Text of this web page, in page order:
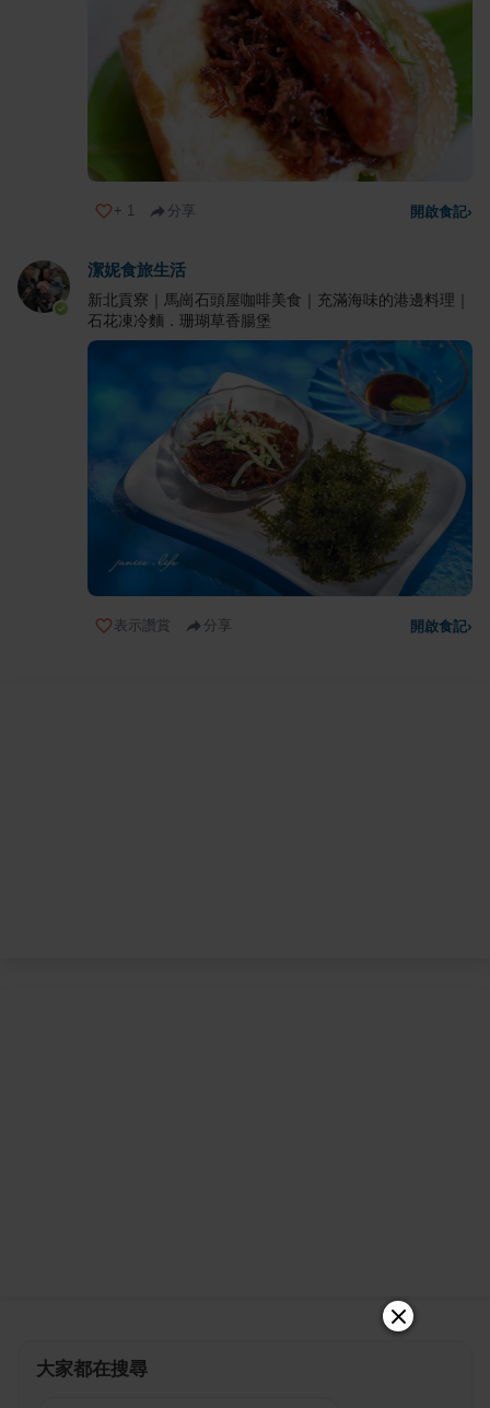
+ 1 分享 開啟食記›
潔妮食旅生活
新北貢寮｜馬崗石頭屋咖啡美食｜充滿海味的港邊料理｜
石花凍冷麵．珊瑚草香腸堡
表示讚賞 分享 開啟食記›
大家都在搜尋